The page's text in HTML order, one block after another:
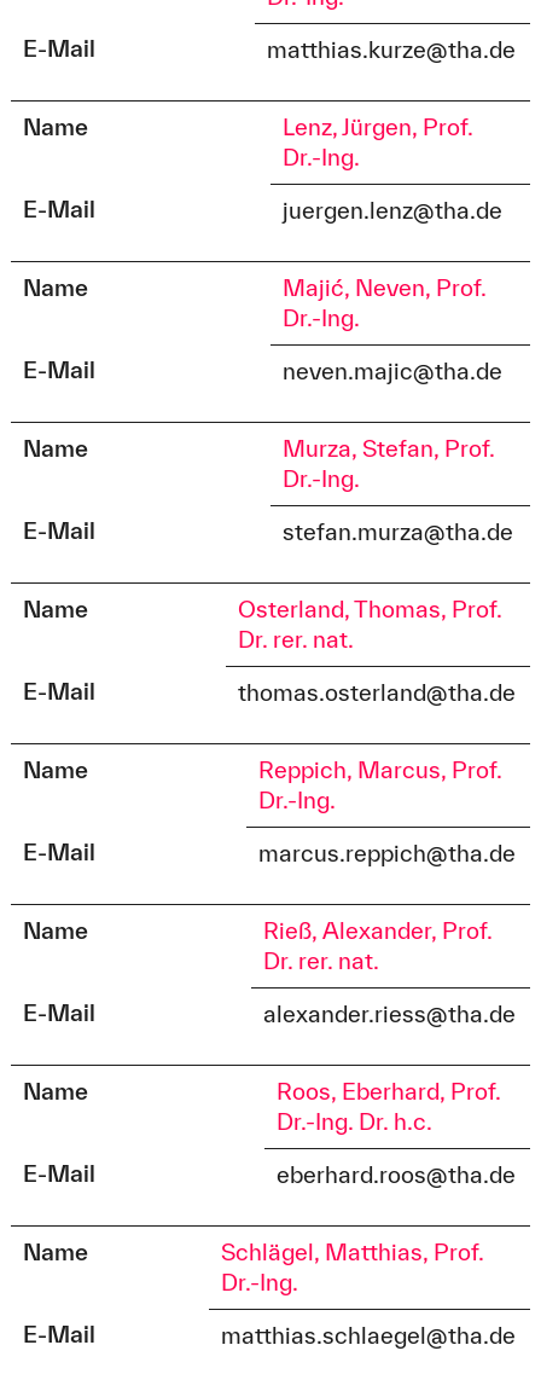
E-Mail
matthias.kurze@tha.de
Name
Lenz, Jürgen, Prof.
Dr.-Ing.
E-Mail
juergen.lenz@tha.de
Name
Majić, Neven, Prof.
Dr.-Ing.
E-Mail
neven.majic@tha.de
Name
Murza, Stefan, Prof.
Dr.-Ing.
E-Mail
stefan.murza@tha.de
Name
Osterland, Thomas, Prof.
Dr. rer. nat.
E-Mail
thomas.osterland@tha.de
Name
Reppich, Marcus, Prof.
Dr.-Ing.
E-Mail
marcus.reppich@tha.de
Name
Rieß, Alexander, Prof.
Dr. rer. nat.
E-Mail
alexander.riess@tha.de
Name
Roos, Eberhard, Prof.
Dr.-Ing. Dr. h.c.
E-Mail
eberhard.roos@tha.de
Name
Schlägel, Matthias, Prof.
Dr.-Ing.
E-Mail
matthias.schlaegel@tha.de